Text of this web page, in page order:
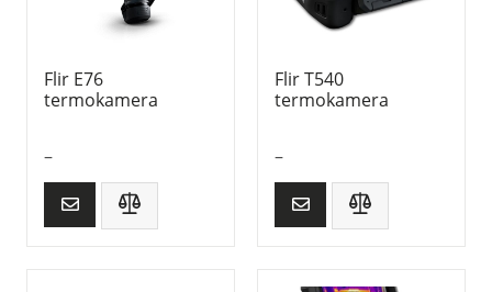
Flir E76
termokamera
–
Flir T540
termokamera
–